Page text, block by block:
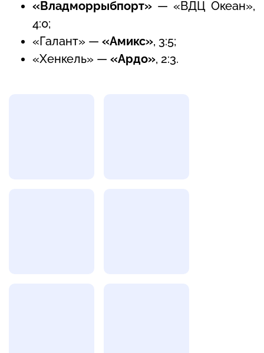
«Владморрыбпорт» — «ВДЦ Океан»,
4:0;
«Галант» — «Амикс», 3:5;
«Хенкель» — «Ардо», 2:3.